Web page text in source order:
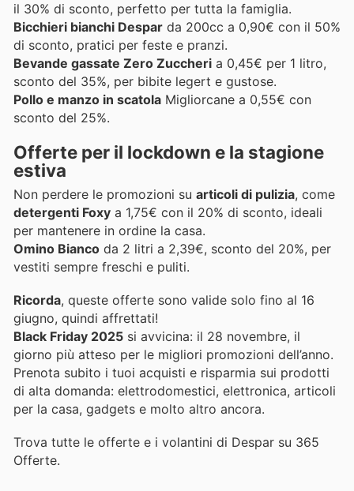
il 30% di sconto, perfetto per tutta la famiglia.
Bicchieri bianchi Despar da 200cc a 0,90€ con il 50%
di sconto, pratici per feste e pranzi.
Bevande gassate Zero Zuccheri a 0,45€ per 1 litro,
sconto del 35%, per bibite legert e gustose.
Pollo e manzo in scatola Migliorcane a 0,55€ con
sconto del 25%.
Offerte per il lockdown e la stagione
estiva
Non perdere le promozioni su articoli di pulizia, come
detergenti Foxy a 1,75€ con il 20% di sconto, ideali
per mantenere in ordine la casa.
Omino Bianco da 2 litri a 2,39€, sconto del 20%, per
vestiti sempre freschi e puliti.
Ricorda, queste offerte sono valide solo fino al 16
giugno, quindi affrettati!
Black Friday 2025 si avvicina: il 28 novembre, il
giorno più atteso per le migliori promozioni dell’anno.
Prenota subito i tuoi acquisti e risparmia sui prodotti
di alta domanda: elettrodomestici, elettronica, articoli
per la casa, gadgets e molto altro ancora.
Trova tutte le offerte e i volantini di Despar su 365
Offerte.